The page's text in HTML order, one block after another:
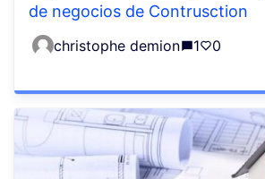
de negocios de Contrusction
christophe demion 1 0